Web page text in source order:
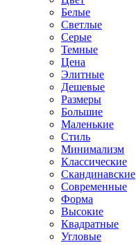
Белые
Светлые
Серые
Темные
Цена
Элитные
Дешевые
Размеры
Большие
Маленькие
Стиль
Минимализм
Классические
Скандинавские
Современные
Форма
Высокие
Квадратные
Угловые